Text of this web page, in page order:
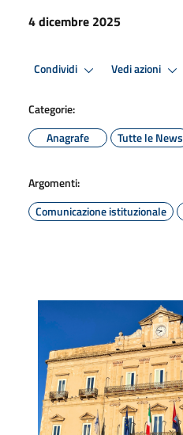
4 dicembre 2025
Condividi Vedi azioni
Categorie:
Anagrafe
Tutte le News
Argomenti:
Comunicazione istituzionale